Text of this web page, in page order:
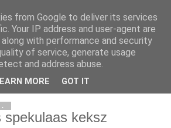
spekulaas keksz
from Google to deliver its services
Your IP address and user-agent are
with performance and security
of service, generate usage
and address abuse.
MORE GOT IT